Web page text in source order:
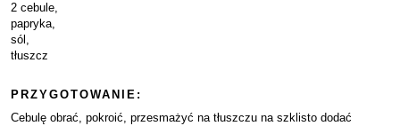
2 cebule,
papryka,
sól,
tłuszcz
PRZYGOTOWANIE:
Cebulę obrać, pokroić, przesmażyć na tłuszczu na szklisto dodać